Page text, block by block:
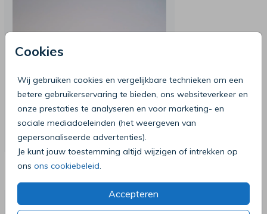
Cookies
Wij gebruiken cookies en vergelijkbare technieken om een
betere gebruikerservaring te bieden, ons websiteverkeer en
onze prestaties te analyseren en voor marketing- en
sociale mediadoeleinden (het weergeven van
gepersonaliseerde advertenties).
Je kunt jouw toestemming altijd wijzigen of intrekken op
ons ons cookiebeleid
Accepteren
Deze producten zijn wellicht ook iets
voor je